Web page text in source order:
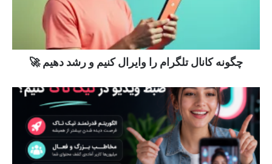
چگونه کانال تلگرام را وایرال کنیم و رشد دهیم 🚀